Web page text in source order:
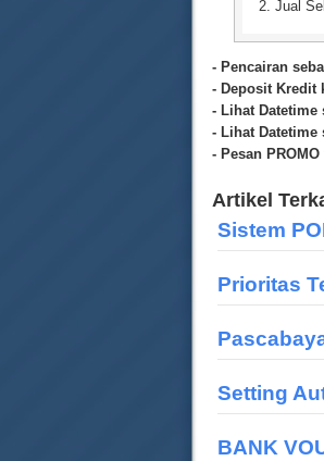
Jual
- Pencairan
- Deposit Kredit
- Lihat Datetime
- Lihat Datetime
- Pesan
Artikel
Sistem
Prioritas
Setting
BANK